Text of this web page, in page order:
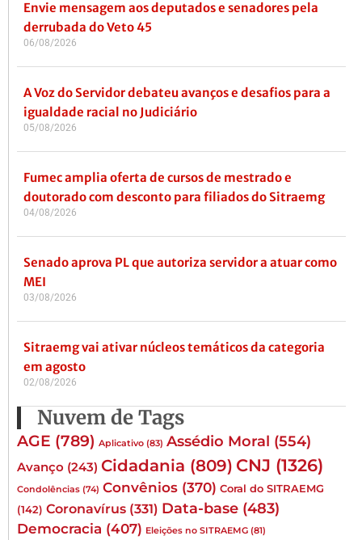
Envie mensagem aos deputados e senadores pela
derrubada do Veto 45
06/08/2026
A Voz do Servidor debateu avanços e desafios para a
igualdade racial no Judiciário
05/08/2026
Fumec amplia oferta de cursos de mestrado e
doutorado com desconto para filiados do Sitraemg
04/08/2026
Senado aprova PL que autoriza servidor a atuar como
MEI
03/08/2026
Sitraemg vai ativar núcleos temáticos da categoria
em agosto
02/08/2026
Nuvem de Tags
AGE (789) Aplicativo (83) Assédio Moral (554)
Avanço (243) Cidadania (809) CNJ (1326)
Condolências (74) Convênios (370) Coral do SITRAEMG
(142) Coronavírus (331) Data-base (483)
Democracia (407) Eleições no SITRAEMG (81)